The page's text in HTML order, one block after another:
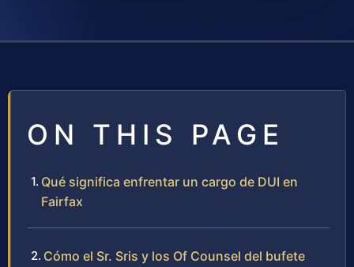
ON THIS PAGE
Qué significa enfrentar un cargo de DUI en
Fairfax
Cómo el Sr. Sris y los Of Counsel del bufete